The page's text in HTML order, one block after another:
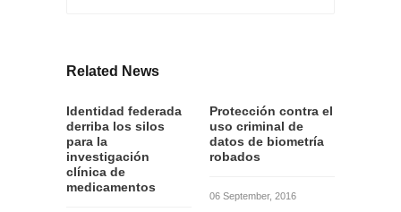
Related News
Identidad federada
derriba los silos
para la
investigación
clínica de
medicamentos
Protección contra el
uso criminal de
datos de biometría
robados
06 September, 2016